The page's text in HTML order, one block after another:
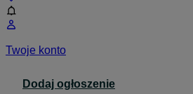
Twoje konto
Dodaj ogłoszenie